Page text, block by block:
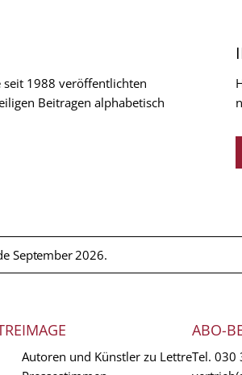
seit 1988 veröffentlichten
Beitragen alphabetisch
September 2026.
IMAGE
Autoren und Künstler zu Lettre
ABO-
Tel. 030